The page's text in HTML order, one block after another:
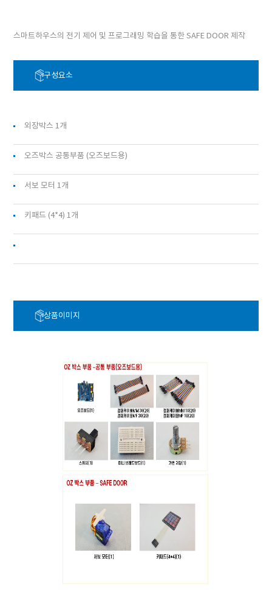
스마트하우스의 전기 제어 및 프로그래밍 학습을 통한 SAFE DOOR 제작
구성요소
외장박스 1개
오즈박스 공통부품 (오즈보드용)
서보 모터 1개
키패드 (4*4) 1개
상품이미지